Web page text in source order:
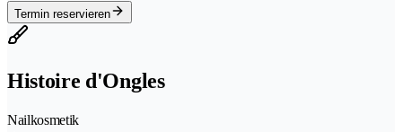
Termin reservieren
Histoire d'Ongles
Nailkosmetik